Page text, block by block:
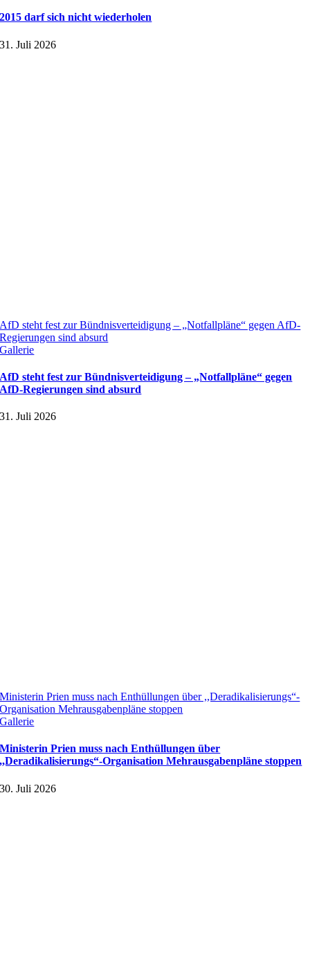
2015 darf sich nicht wiederholen
31. Juli 2026
AfD steht fest zur Bündnisverteidigung – „Notfallpläne“ gegen AfD-
Regierungen sind absurd
Gallerie
AfD steht fest zur Bündnisverteidigung – „Notfallpläne“ gegen
AfD-Regierungen sind absurd
31. Juli 2026
Ministerin Prien muss nach Enthüllungen über ,,Deradikalisierungs“-
Organisation Mehrausgabenpläne stoppen
Gallerie
Ministerin Prien muss nach Enthüllungen über
,,Deradikalisierungs“-Organisation Mehrausgabenpläne stoppen
30. Juli 2026